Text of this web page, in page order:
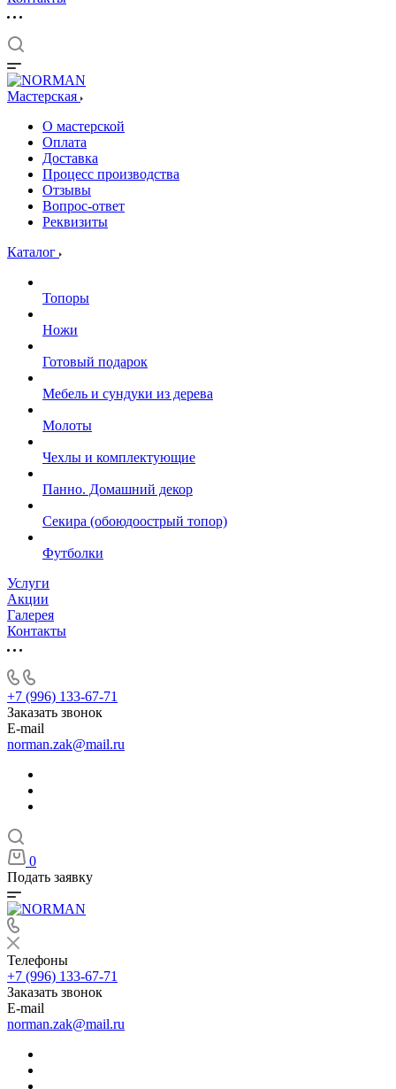
Мастерская
О мастерской
Оплата
Доставка
Процесс производства
Отзывы
Вопрос-ответ
Реквизиты
Каталог
Топоры
Ножи
Готовый подарок
Мебель и сундуки из дерева
Молоты
Чехлы и комплектующие
Панно. Домашний декор
Секира (обоюдоострый топор)
Футболки
Услуги
Акции
Галерея
Контакты
+7 (996) 133-67-71
Заказать звонок
E-mail
norman.zak@mail.ru
0
Подать заявку
Телефоны
+7 (996) 133-67-71
Заказать звонок
E-mail
norman.zak@mail.ru